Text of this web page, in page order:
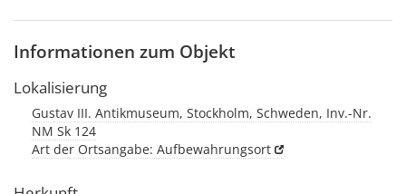
Informationen zum Objekt
Lokalisierung
Gustav III. Antikmuseum, Stockholm, Schweden, Inv.-Nr.
NM Sk 124
Art der Ortsangabe: Aufbewahrungsort